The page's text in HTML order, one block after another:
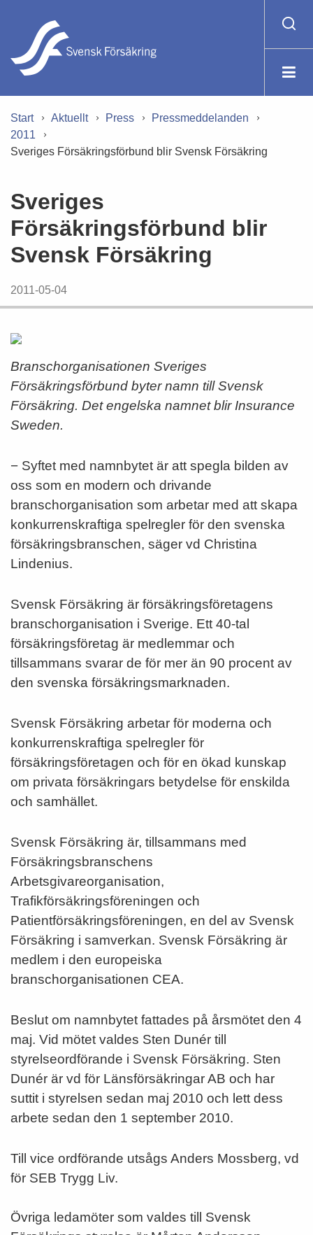
Start Aktuellt Press
Pressmeddelanden
2011
Sveriges Försäkringsförbund blir Svensk Försäkring
Sveriges
Försäkringsförbund blir
Svensk Försäkring
2011-05-04
Branschorganisationen Sveriges
Försäkringsförbund byter namn till Svensk
Försäkring. Det engelska namnet blir Insurance
Sweden.
− Syftet med namnbytet är att spegla bilden av
oss som en modern och drivande
branschorganisation som arbetar med att skapa
konkurrenskraftiga spelregler för den svenska
försäkringsbranschen, säger vd Christina
Lindenius.
Svensk Försäkring är försäkringsföretagens
branschorganisation i Sverige. Ett 40-tal
försäkringsföretag är medlemmar och
tillsammans svarar de för mer än 90 procent av
den svenska försäkringsmarknaden.
Svensk Försäkring arbetar för moderna och
konkurrenskraftiga spelregler för
försäkringsföretagen och för en ökad kunskap
om privata försäkringars betydelse för enskilda
och samhället.
Svensk Försäkring är, tillsammans med
Försäkringsbranschens
Arbetsgivareorganisation,
Trafikförsäkringsföreningen och
Patientförsäkringsföreningen, en del av Svensk
Försäkring i samverkan. Svensk Försäkring är
medlem i den europeiska
branschorganisationen CEA.
Beslut om namnbytet fattades på årsmötet den 4
maj. Vid mötet valdes Sten Dunér till
styrelseordförande i Svensk Försäkring. Sten
Dunér är vd för Länsförsäkringar AB och har
suttit i styrelsen sedan maj 2010 och lett dess
arbete sedan den 1 september 2010.
Till vice ordförande utsågs Anders Mossberg, vd
för SEB Trygg Liv.
Övriga ledamöter som valdes till Svensk